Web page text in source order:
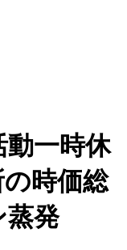
動一時休
時価総
蒸発